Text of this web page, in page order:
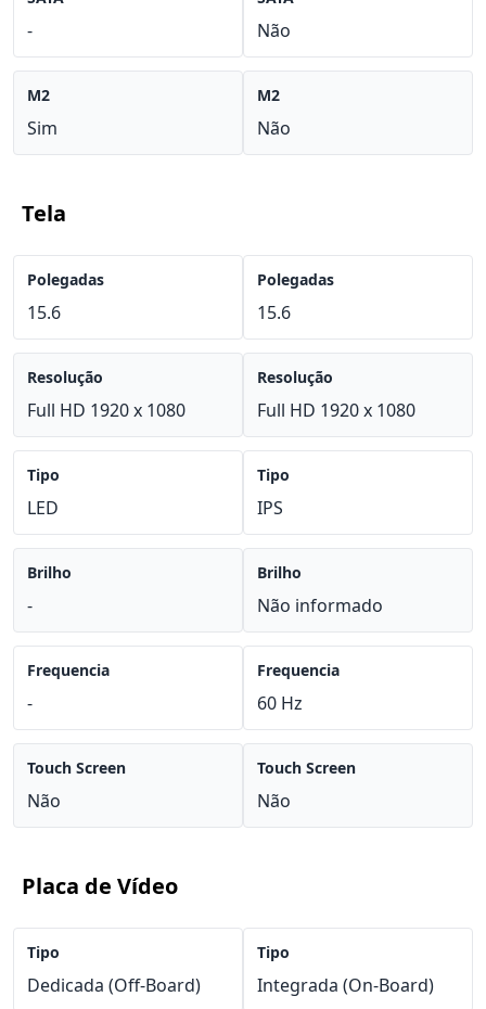
-
M2
Sim
Não
M2
Não
Tela
Polegadas
15.6
Resolução
Full HD 1920 x 1080
Tipo
LED
Brilho
-
Frequencia
-
Touch Screen
Não
Polegadas
15.6
Resolução
Full HD 1920 x 1080
Tipo
IPS
Brilho
Não informado
Frequencia
60 Hz
Touch Screen
Não
Placa de Vídeo
Tipo
Dedicada (Off-Board)
Tipo
Integrada (On-Board)